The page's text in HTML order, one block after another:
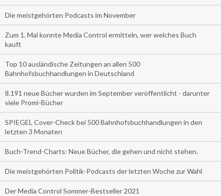
Die meistgehörten Podcasts im November
Zum 1. Mal konnte Media Control ermitteln, wer welches Buch
kauft
Top 10 ausländische Zeitungen an allen 500
Bahnhofsbuchhandlungen in Deutschland
8.191 neue Bücher wurden im September veröffentlicht - darunter
viele Promi-Bücher
SPIEGEL Cover-Check bei 500 Bahnhofsbuchhandlungen in den
letzten 3 Monaten
Buch-Trend-Charts: Neue Bücher, die gehen und nicht stehen.
Die meistgehörten Politik-Podcasts der letzten Woche zur Wahl
Der Media Control Sommer-Bestseller 2021